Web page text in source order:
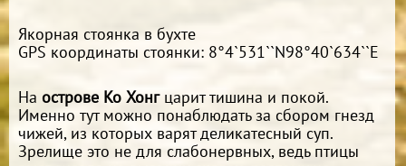
Якорная стоянка в бухте
GPS координаты стоянки: 8°4`531``N98°40`634``E
На острове Ко Хонгцарит тишина и покой.
Именно тут можно понаблюдать за сбором гнезд
чижей, из которых варят деликатесный суп.
Зрелище это не для слабонервных, ведь птицы